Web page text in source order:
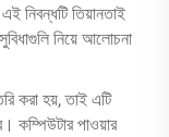
নিবন্ধটি তিয়ানতাই
নিয়ে আলোচনা
করা হয়, তাই এটি
কম্পিউটার পাওয়ার